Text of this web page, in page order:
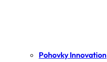
Pohovky Innovation